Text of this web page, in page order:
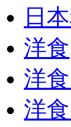
日
洋食
洋
洋